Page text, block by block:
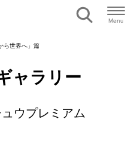
Menu
ら世界へ」篇
ャラリー
ウプレミアム